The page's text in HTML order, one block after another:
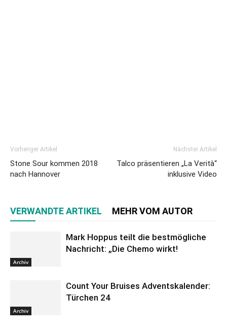
Vorheriger Artikel
Stone Sour kommen 2018
nach Hannover
Nächster Artikel
Talco präsentieren „La Verità“
inklusive Video
VERWANDTE ARTIKEL MEHR VOM AUTOR
Archiv
Mark Hoppus teilt die bestmögliche
Nachricht: „Die Chemo wirkt!
Archiv
Count Your Bruises Adventskalender:
Türchen 24